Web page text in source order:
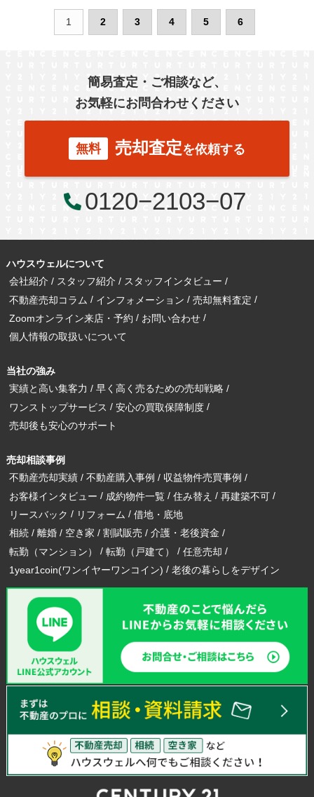
1 2 3 4 5 6
簡易査定・ご相談など、
お気軽にお問合わせください
無料 売却査定を依頼する
0120−2103−07
ハウスウェルについて
会社紹介
スタッフ紹介
スタッフインタビュー
不動産売却コラム
インフォメーション
売却無料査定
Zoomオンライン来店・予約
お問い合わせ
個人情報の取扱いについて
当社の強み
実績と高い集客力
早く高く売るための売却戦略
ワンストップサービス
安心の買取保障制度
売却後も安心のサポート
売却相談事例
不動産売却実績
不動産購入事例
収益物件売買事例
お客様インタビュー
成約物件一覧 住み替え
再建築不可
リースバック
リフォーム
借地・底地
相続
離婚 空き家 割賦販売
介護・老後資金
転勤（マンション）
転勤（戸建て）
任意売却
1year1coin(ワンイヤーワンコイン)
老後の暮らしをデザイン